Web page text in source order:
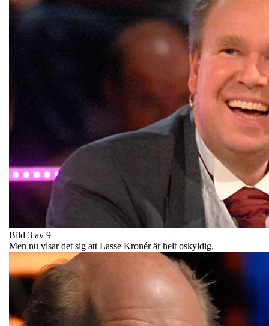
Bild 3 av 9
Men nu visar det sig att Lasse Kronér är helt oskyldig.